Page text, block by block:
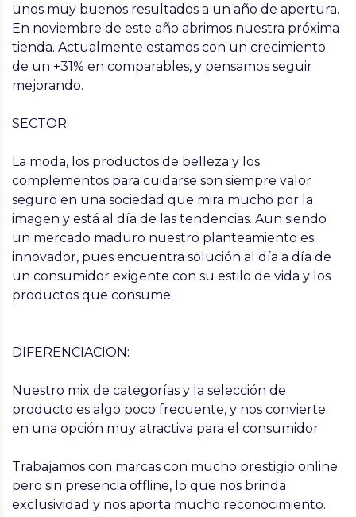
unos muy buenos resultados a un año de apertura.
En noviembre de este año abrimos nuestra próxima
tienda. Actualmente estamos con un crecimiento
de un +31% en comparables, y pensamos seguir
mejorando.
SECTOR:
La moda, los productos de belleza y los
complementos para cuidarse son siempre valor
seguro en una sociedad que mira mucho por la
imagen y está al día de las tendencias. Aun siendo
un mercado maduro nuestro planteamiento es
innovador, pues encuentra solución al día a día de
un consumidor exigente con su estilo de vida y los
productos que consume.
DIFERENCIACION:
Nuestro mix de categorías y la selección de
producto es algo poco frecuente, y nos convierte
en una opción muy atractiva para el consumidor
Trabajamos con marcas con mucho prestigio online
pero sin presencia offline, lo que nos brinda
exclusividad y nos aporta mucho reconocimiento.